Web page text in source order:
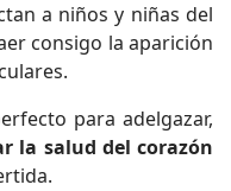
a niños y niñas del
consigo la aparición
para adelgazar,
la salud del corazón